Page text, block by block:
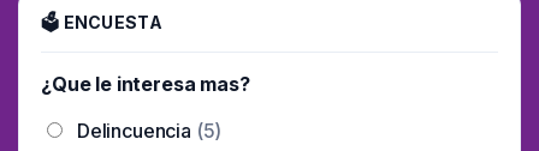
🗳 ENCUESTA
¿Que le interesa mas?
Delincuencia (5)